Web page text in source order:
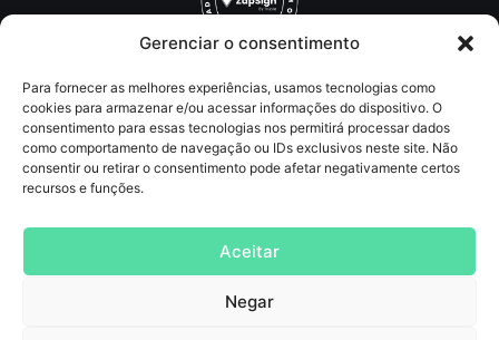
Gerenciar o consentimento
Para fornecer as melhores experiências, usamos tecnologias como
cookies para armazenar e/ou acessar informações do dispositivo. O
consentimento para essas tecnologias nos permitirá processar dados
como comportamento de navegação ou IDs exclusivos neste site. Não
consentir ou retirar o consentimento pode afetar negativamente certos
recursos e funções.
Aceitar
Negar
Redes Sociais
Contato
contato@agncservicos.com
, Publicidade, comunicação, assessoria de imprensa,